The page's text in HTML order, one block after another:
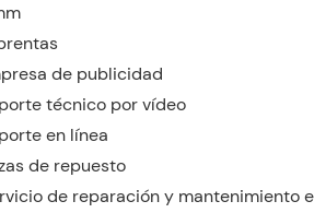
de publicidad
técnico por vídeo
en línea
de repuesto
de reparación y mantenimiento